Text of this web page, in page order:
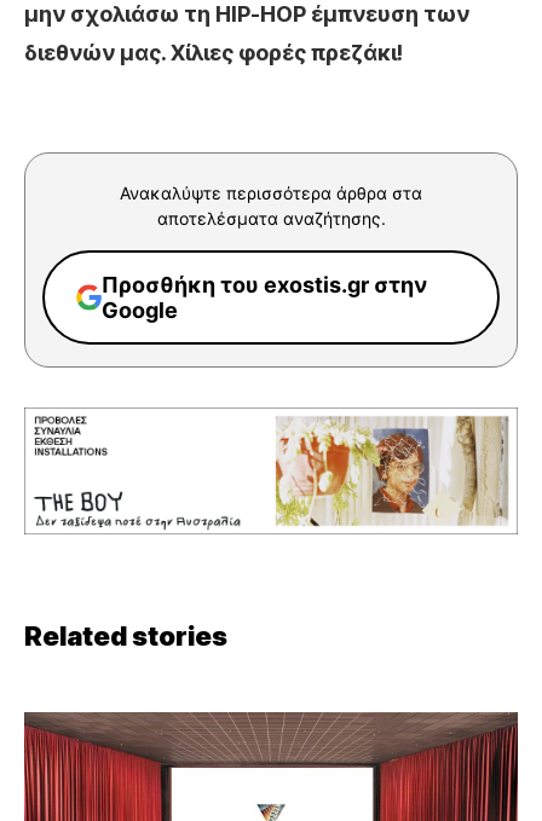
μην σχολιάσω τη HIP-HOP έμπνευση των
διεθνών μας. Χίλιες φορές πρεζάκι!
Ανακαλύψτε περισσότερα άρθρα στα
αποτελέσματα αναζήτησης.
Προσθήκη του exostis.gr στην
Google
Related stories